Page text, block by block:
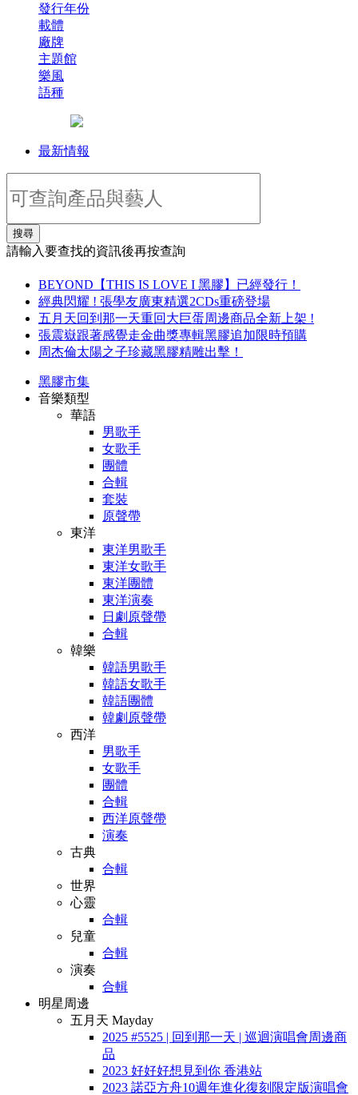
發行年份
載體
廠牌
主題館
樂風
語種
最新情報
搜尋
請輸入要查找的資訊後再按查詢
BEYOND【THIS IS LOVE I 黑膠】已經發行！
經典閃耀 ! 張學友廣東精選2CDs重磅登場
五月天回到那一天重回大巨蛋周邊商品全新上架 !
張震嶽跟著感覺走金曲獎專輯黑膠追加限時預購
周杰倫太陽之子珍藏黑膠精雕出擊！
黑膠市集
音樂類型
華語
男歌手
女歌手
團體
合輯
套裝
原聲帶
東洋
東洋男歌手
東洋女歌手
東洋團體
東洋演奏
日劇原聲帶
合輯
韓樂
韓語男歌手
韓語女歌手
韓語團體
韓劇原聲帶
西洋
男歌手
女歌手
團體
合輯
西洋原聲帶
演奏
古典
合輯
世界
心靈
合輯
兒童
合輯
演奏
合輯
明星周邊
五月天 Mayday
2025 #5525 | 回到那一天 | 巡迴演唱會周邊商
品
2023 好好好想見到你 香港站
2023 諾亞方舟10週年進化復刻限定版演唱會